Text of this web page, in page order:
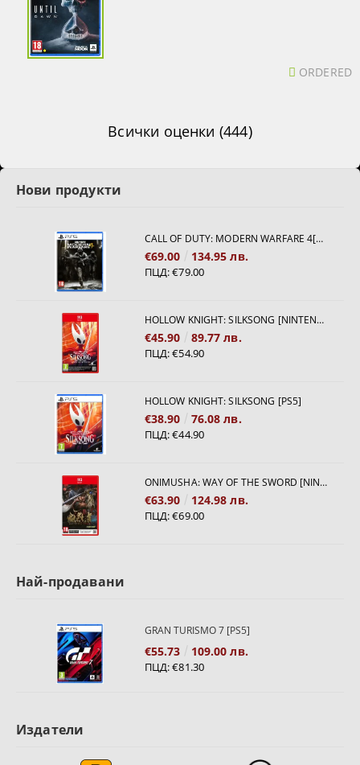
ORDERED
Всички оценки (444)
Нови продукти
CALL OF DUTY: MODERN WARFARE 4[PS5]
€69.00 134.95 лв.
ПЦД:€79.00
HOLLOW KNIGHT: SILKSONG [NINTENDO SWITCH 2]
€45.90 89.77 лв.
ПЦД:€54.90
HOLLOW KNIGHT: SILKSONG [PS5]
€38.90 76.08 лв.
ПЦД:€44.90
ONIMUSHA: WAY OF THE SWORD [NINTENDO SWITCH 2]
€63.90 124.98 лв.
ПЦД:€69.00
Най-продавани
GRAN TURISMO 7 [PS5]
€55.73 109.00 лв.
ПЦД:€81.30
Издатели